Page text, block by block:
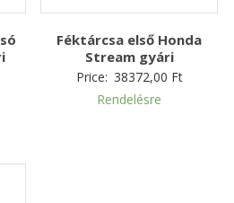
Féktárcsa első Honda
Stream gyári
Price: 38372,00 Ft
Rendelésre